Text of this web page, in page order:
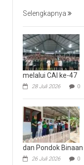
Selengkapnya
melalui CAI ke-47
28 Juli 2026 0
dan Pondok Binaan
26 Juli 2026 0